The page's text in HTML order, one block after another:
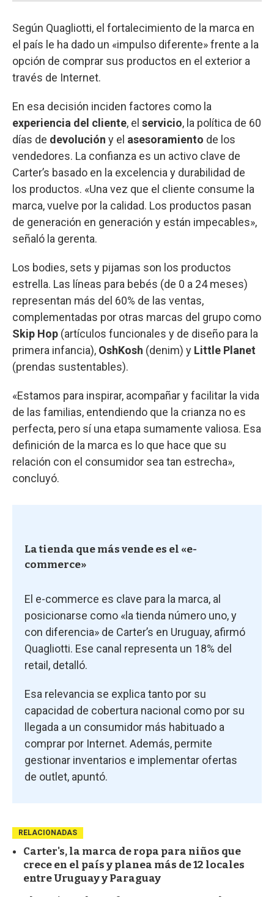
Según Quagliotti, el fortalecimiento de la marca en
el país le ha dado un «impulso diferente» frente a la
opción de comprar sus productos en el exterior a
través de Internet.
En esa decisión inciden factores como la
experiencia del cliente, el servicio, la política de 60
días de devolución y el asesoramiento de los
vendedores. La confianza es un activo clave de
Carter’s basado en la excelencia y durabilidad de
los productos. «Una vez que el cliente consume la
marca, vuelve por la calidad. Los productos pasan
de generación en generación y están impecables»,
señaló la gerenta.
Los bodies, sets y pijamas son los productos
estrella. Las líneas para bebés (de 0 a 24 meses)
representan más del 60% de las ventas,
complementadas por otras marcas del grupo como
Skip Hop (artículos funcionales y de diseño para la
primera infancia), OshKosh (denim) y Little Planet
(prendas sustentables).
«Estamos para inspirar, acompañar y facilitar la vida
de las familias, entendiendo que la crianza no es
perfecta, pero sí una etapa sumamente valiosa. Esa
definición de la marca es lo que hace que su
relación con el consumidor sea tan estrecha»,
concluyó.
La tienda que más vende es el «e-
commerce»
El e-commerce es clave para la marca, al
posicionarse como «la tienda número uno, y
con diferencia» de Carter’s en Uruguay, afirmó
Quagliotti. Ese canal representa un 18% del
retail, detalló.
Esa relevancia se explica tanto por su
capacidad de cobertura nacional como por su
llegada a un consumidor más habituado a
comprar por Internet. Además, permite
gestionar inventarios e implementar ofertas
de outlet, apuntó.
RELACIONADAS
Carter's, la marca de ropa para niños que
crece en el país y planea más de 12 locales
entre Uruguay y Paraguay